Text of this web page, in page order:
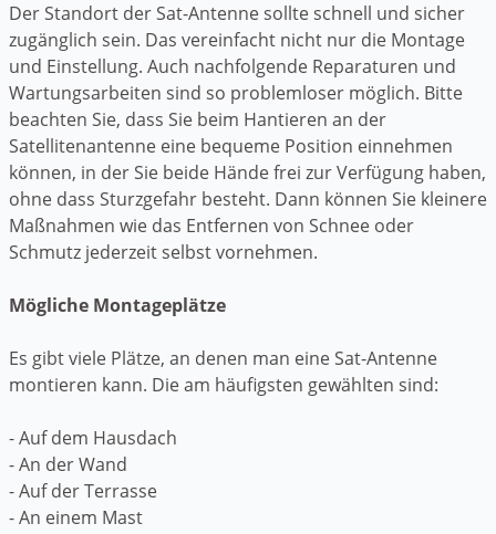
Der Standort der Sat-Antenne sollte schnell und sicher
zugänglich sein. Das vereinfacht nicht nur die Montage
und Einstellung. Auch nachfolgende Reparaturen und
Wartungsarbeiten sind so problemloser möglich. Bitte
beachten Sie, dass Sie beim Hantieren an der
Satellitenantenne eine bequeme Position einnehmen
können, in der Sie beide Hände frei zur Verfügung haben,
ohne dass Sturzgefahr besteht. Dann können Sie kleinere
Maßnahmen wie das Entfernen von Schnee oder
Schmutz jederzeit selbst vornehmen.
Mögliche Montageplätze
Es gibt viele Plätze, an denen man eine Sat-Antenne
montieren kann. Die am häufigsten gewählten sind:
- Auf dem Hausdach
- An der Wand
- Auf der Terrasse
- An einem Mast